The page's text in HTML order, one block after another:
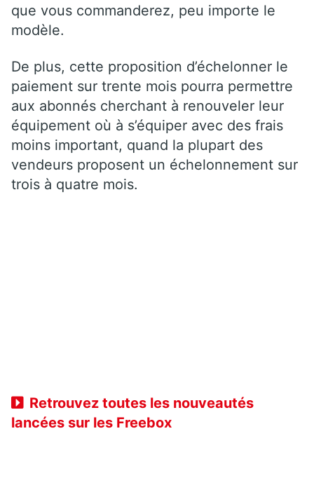
que vous commanderez, peu importe le
modèle.
De plus, cette proposition d’échelonner le
paiement sur trente mois pourra permettre
aux abonnés cherchant à renouveler leur
équipement où à s’équiper avec des frais
moins important, quand la plupart des
vendeurs proposent un échelonnement sur
trois à quatre mois.
Retrouvez toutes les nouveautés
lancées sur les Freebox